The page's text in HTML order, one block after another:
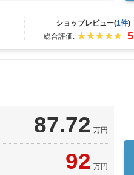
ショップレビュー(1件)
総合評価:
5
87.72 万円
92 万円